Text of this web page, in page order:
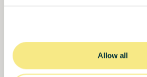
Allow all
O projeto está a ganhar força. Invista já.
Murcia